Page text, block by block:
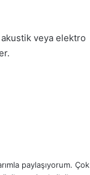
akustik veya elektro
paylaşıyorum. Çok